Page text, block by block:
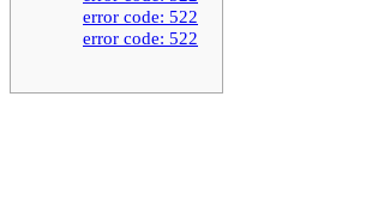
error code: 522
error code: 522